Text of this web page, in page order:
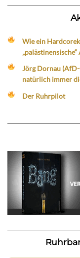
Wie ein
Jörg Dornau
natürlich immer
Der Ruhrpilot